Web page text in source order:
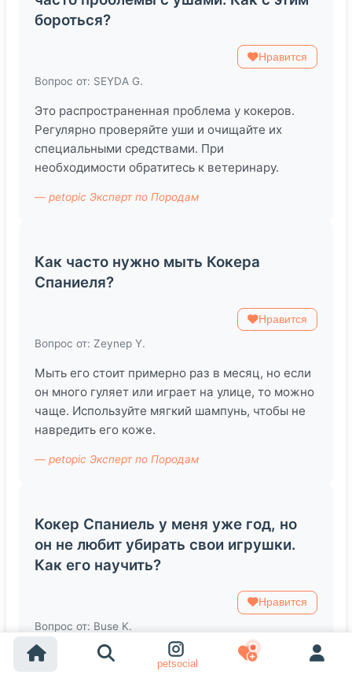
petsocial
бороться?
Нравится
Вопрос от: SEYDA G.
Это распространенная проблема у кокеров.
Регулярно проверяйте уши и очищайте их
специальными средствами. При
необходимости обратитесь к ветеринару.
— petopic Эксперт по Породам
Как часто нужно мыть Кокера
Спаниеля?
Нравится
Вопрос от: Zeynep Y.
Мыть его стоит примерно раз в месяц, но если
он много гуляет или играет на улице, то можно
чаще. Используйте мягкий шампунь, чтобы не
навредить его коже.
— petopic Эксперт по Породам
Кокер Спаниель у меня уже год, но
он не любит убирать свои игрушки.
Как его научить?
Нравится
Вопрос от: Buse K.
Попробуйте сделать это игрой. Используйте